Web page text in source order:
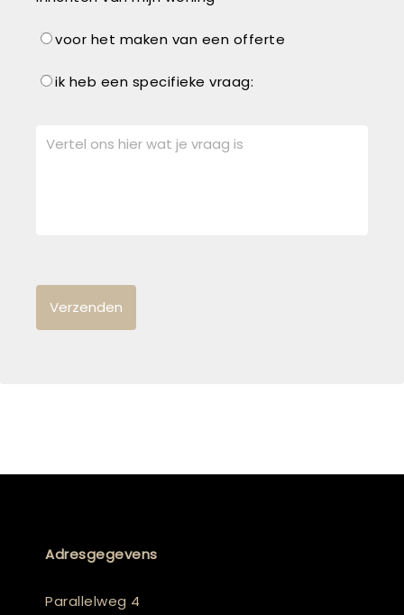
voor het maken van een offerte
ik heb een specifieke vraag:
Adresgegevens
Parallelweg 4